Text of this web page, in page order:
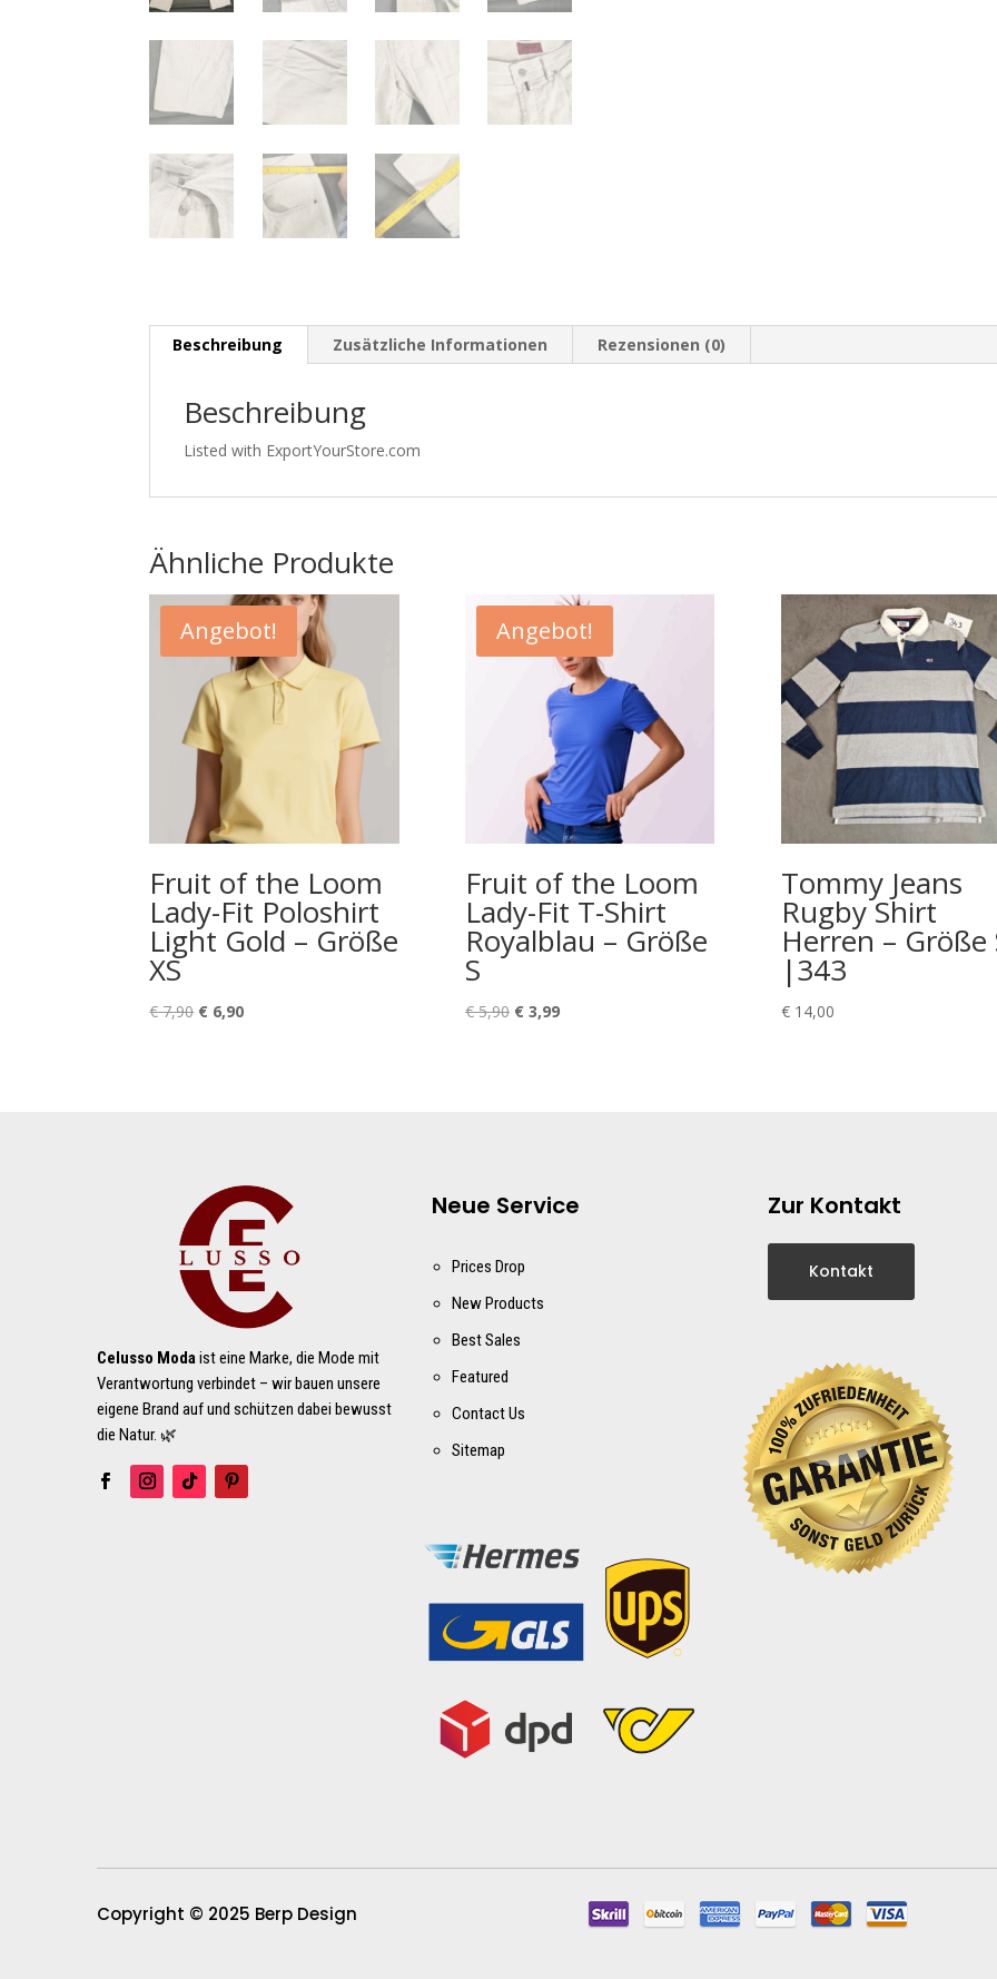
Beschreibung Zusätzliche Informationen Rezensionen (0)
Beschreibung
Listed with ExportYourStore.com
Ähnliche Produkte
Angebot!
Fruit of the Loom
Lady-Fit Poloshirt
Light Gold – Größe
XS
€7,90 Ursprünglicher
€ 6,90Aktueller
Angebot!
Fruit of the Loom
Lady-Fit T-Shirt
Royalblau – Größe
S
€5,90 Ursprünglicher
€3,99Aktueller
Tommy Jeans
Rugby Shirt
Herren – Größe
|343
€14,00
Celusso Modaist eine Marke, die Mode mit
Verantwortung verbindet – wir bauen unsere
eigene Brand auf und schützen dabei bewusst
die Natur. 🌿
Neue Service
Prices Drop
New Products
Best Sales
Featured
Contact Us
Sitemap
Zur Kontakt
Kontakt
Copyright © 2025 Berp Design